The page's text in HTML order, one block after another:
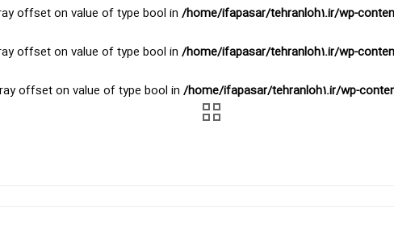
offset on value of type bool in /home/ifapasar/tehranloh1.ir/wp-
offset on value of type bool in /home/ifapasar/tehranloh1.ir/wp-
offset on value of type bool in /home/ifapasar/tehranloh1.ir/wp-